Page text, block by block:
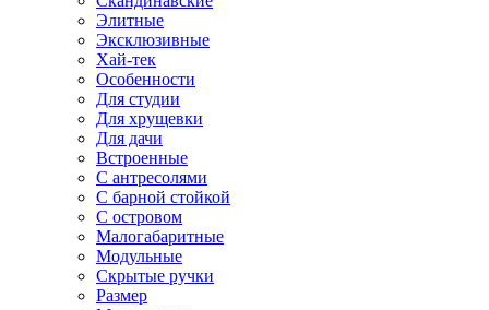
Элитные
Эксклюзивные
Хай-тек
Особенности
Для студии
Для хрущевки
Для дачи
Встроенные
С антресолями
С барной стойкой
С островом
Малогабаритные
Модульные
Скрытые ручки
Размер